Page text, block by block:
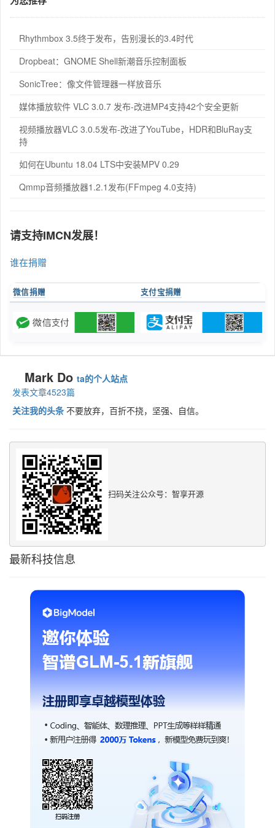
Rhythmbox 3.5终于发布，告别漫长的3.4时代
Dropbeat：GNOME Shell新潮音乐控制面板
SonicTree：像文件管理器一样放音乐
媒体播放软件 VLC 3.0.7 发布-改进MP4支持42个安全更新
视频播放器VLC 3.0.5发布-改进了YouTube，HDR和BluRay支
持
如何在Ubuntu 18.04 LTS中安装MPV 0.29
Qmmp音频播放器1.2.1发布(FFmpeg 4.0支持)
请支持IMCN发展！
谁在捐赠
微信捐赠 支付宝捐赠
Mark Do ta的个人站点
发表文章4523篇
关注我的头条 不要放弃，百折不挠，坚强、自信。
扫码关注公众号：智享开源
最新科技信息